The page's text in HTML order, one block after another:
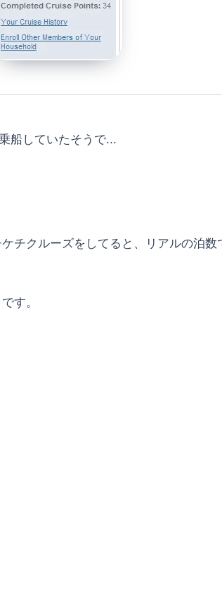
船していたそうで...
チクルーズをしてると、リアルの泊
す。